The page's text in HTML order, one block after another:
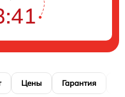
Цены Гарантия